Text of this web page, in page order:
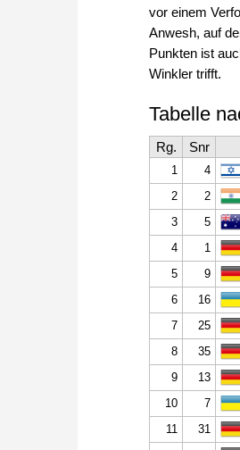
vor einem
Anwesh, auf
Punkten ist
Winkler trifft.
Tabelle
Rg. Snr
1 4
2
2
3
5
4
1
5
9
6
16
7
25
8
35
9
13
10
7
11
31